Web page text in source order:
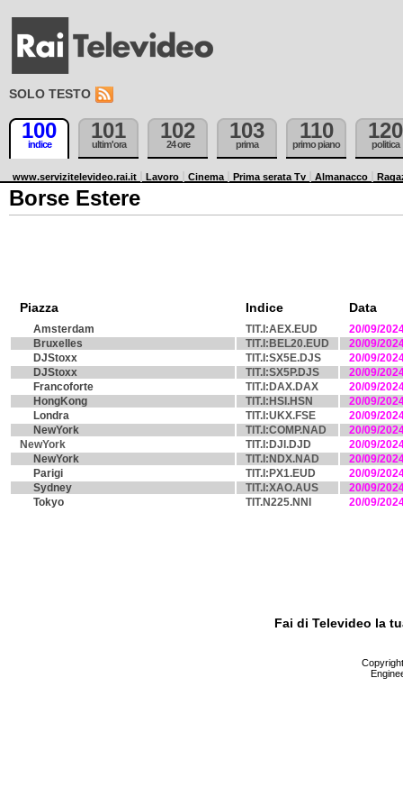
SOLO TESTO
100
indice
101
ultim'ora
102
24 ore
103
prima
110
primo piano
120
politica
www.servizitelevideo.rai.it Lavoro Cinema Prima serata Tv Almanacco
Borse Estere
Piazza Indice Data
Amsterdam TIT.I:AEX.EUD
20/09/
Bruxelles
TIT.I:BEL20.EUD
20/09/
DJStoxx
TIT.I:SX5E.DJS
20/09/
DJStoxx
TIT.I:SX5P.DJS
20/09/
Francoforte
TIT.I:DAX.DAX
20/09/
HongKong
TIT.I:HSI.HSN
20/09/
Londra
TIT.I:UKX.FSE
20/09/
NewYork
TIT.I:COMP.NAD
20/09/
NewYork
TIT.I:DJI.DJD
20/09/
NewYork
TIT.I:NDX.NAD
20/09/
Parigi
TIT.I:PX1.EUD
20/09/
Sydney
TIT.I:XAO.AUS
20/09/
Tokyo
TIT.N225.NNI 20/09/
Fai di Televideo la